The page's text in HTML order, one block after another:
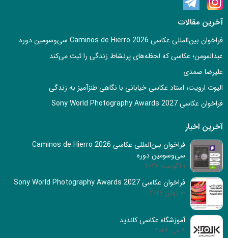
آخرین مقالات
فراخوان بین‌المللی عکاسی Caminos de Hierro 2026 سی‌وسومین دوره
عبدالمومن؛ عکاسی که لحظه‌های پرنشاط زندگی را ثبت می‌کند
علیرضا صمدی
الیوت ارویت؛ استاد عکاسی خیابانی با نگاهی طنزآمیز به زندگی
فراخوان عکاسی Sony World Photography Awards 2027
آخرین اخبار
فراخوان بین‌المللی عکاسی Caminos de Hierro 2026
سی‌وسومین دوره
1 آگوست 2026
فراخوان عکاسی Sony World Photography Awards 2027
10 ژوئن 2026
آموزشگاه عکاسی کاندید
9 می 2026